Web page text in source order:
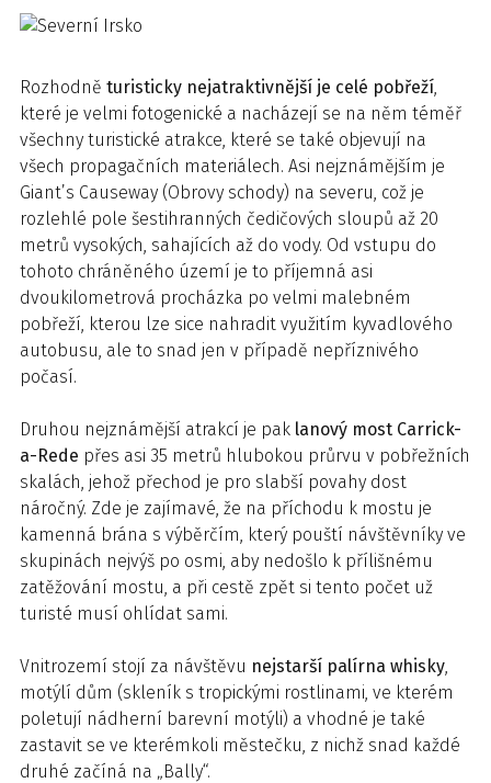
Rozhodně turisticky nejatraktivnější je celé pobřeží
které je velmi fotogenické a nacházejí se na něm téměř
všechny turistické atrakce, které se také objevují na
všech propagačních materiálech. Asi nejznámějším je
Giant’s Causeway (Obrovy schody) na severu, což je
rozlehlé pole šestihranných čedičových sloupů až 20
metrů vysokých, sahajících až do vody. Od vstupu do
tohoto chráněného území je to příjemná asi
dvoukilometrová procházka po velmi malebném
pobřeží, kterou lze sice nahradit využitím kyvadlového
autobusu, ale to snad jen v případě nepříznivého
počasí.
Druhou nejznámější atrakcí je pak lanový most Carrick-
a-Rede přes asi 35 metrů hlubokou průrvu v pobřežních
skalách, jehož přechod je pro slabší povahy dost
náročný. Zde je zajímavé, že na příchodu k mostu je
kamenná brána s výběrčím, který pouští návštěvníky ve
skupinách nejvýš po osmi, aby nedošlo k přílišnému
zatěžování mostu, a při cestě zpět si tento počet už
turisté musí ohlídat sami.
Vnitrozemí stojí za návštěvu nejstarší palírna whisky
motýlí dům (skleník s tropickými rostlinami, ve kterém
poletují nádherní barevní motýli) a vhodné je také
zastavit se ve kterémkoli městečku, z nichž snad každé
druhé začíná na „Bally“.